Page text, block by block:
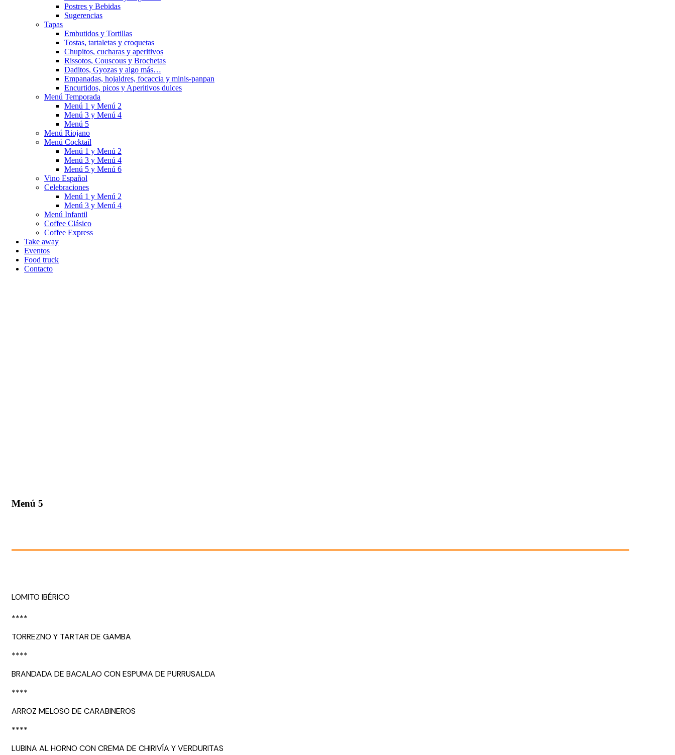
Postres y Bebidas
Sugerencias
Tapas
Embutidos y Tortillas
Tostas, tartaletas y croquetas
Chupitos, cucharas y aperitivos
Rissotos, Couscous y Brochetas
Daditos, Gyozas y algo más…
Empanadas, hojaldres, focaccia y minis-panpan
Encurtidos, picos y Aperitivos dulces
Menú Temporada
Menú 1 y Menú 2
Menú 3 y Menú 4
Menú 5
Menú Riojano
Menú Cocktail
Menú 1 y Menú 2
Menú 3 y Menú 4
Menú 5 y Menú 6
Vino Español
Celebraciones
Menú 1 y Menú 2
Menú 3 y Menú 4
Menú Infantil
Coffee Clásico
Coffee Express
Take away
Eventos
Food truck
Contacto
Menú 5
LOMITO IBÉRICO
****
TORREZNO Y TARTAR DE GAMBA
****
BRANDADA DE BACALAO CON ESPUMA DE PURRUSALDA
****
ARROZ MELOSO DE CARABINEROS
****
LUBINA AL HORNO CON CREMA DE CHIRIVÍA Y VERDURITAS